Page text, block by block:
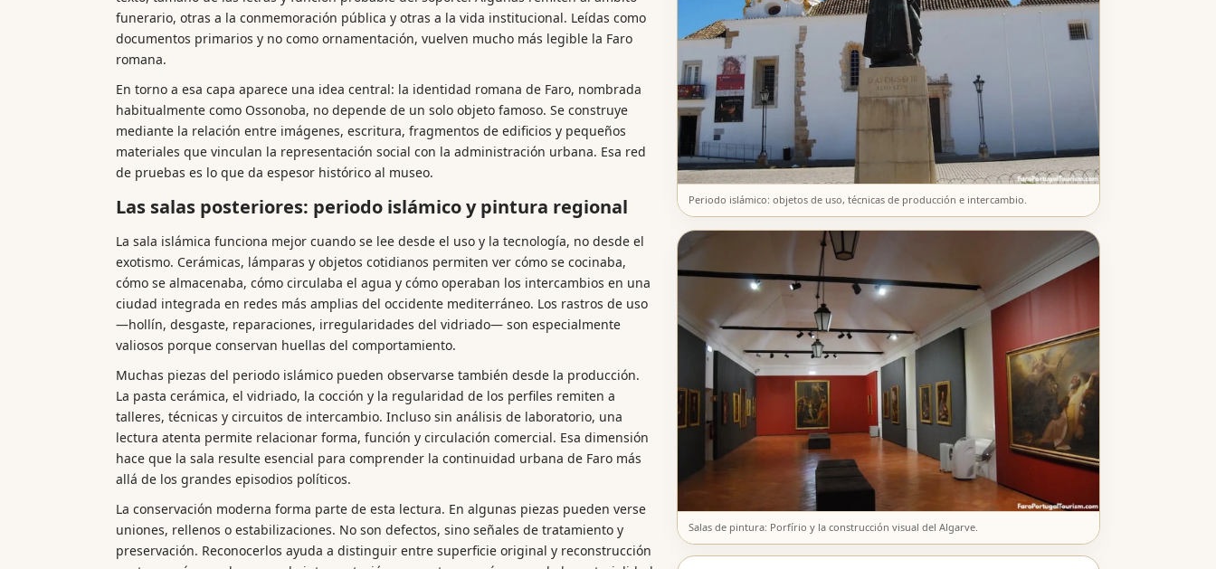
funerario, otras a la conmemoración pública y otras a la vida institucional. Leídas como
documentos primarios y no como ornamentación, vuelven mucho más legible la Faro
romana.
En torno a esa capa aparece una idea central: la identidad romana de Faro, nombrada
habitualmente como Ossonoba, no depende de un solo objeto famoso. Se construye
mediante la relación entre imágenes, escritura, fragmentos de edificios y pequeños
materiales que vinculan la representación social con la administración urbana. Esa red
de pruebas es lo que da espesor histórico al museo.
Las salas posteriores: periodo islámico y pintura regional
La sala islámica funciona mejor cuando se lee desde el uso y la tecnología, no desde el
exotismo. Cerámicas, lámparas y objetos cotidianos permiten ver cómo se cocinaba,
cómo se almacenaba, cómo circulaba el agua y cómo operaban los intercambios en una
ciudad integrada en redes más amplias del occidente mediterráneo. Los rastros de uso
—hollín, desgaste, reparaciones, irregularidades del vidriado— son especialmente
valiosos porque conservan huellas del comportamiento.
Muchas piezas del periodo islámico pueden observarse también desde la producción.
La pasta cerámica, el vidriado, la cocción y la regularidad de los perfiles remiten a
talleres, técnicas y circuitos de intercambio. Incluso sin análisis de laboratorio, una
lectura atenta permite relacionar forma, función y circulación comercial. Esa dimensión
hace que la sala resulte esencial para comprender la continuidad urbana de Faro más
allá de los grandes episodios políticos.
La conservación moderna forma parte de esta lectura. En algunas piezas pueden verse
uniones, rellenos o estabilizaciones. No son defectos, sino señales de tratamiento y
preservación. Reconocerlos ayuda a distinguir entre superficie original y reconstrucción
Periodo islámico: objetos de uso, técnicas de producción e intercambio.
Salas de pintura: Porfírio y la construcción visual del Algarve.